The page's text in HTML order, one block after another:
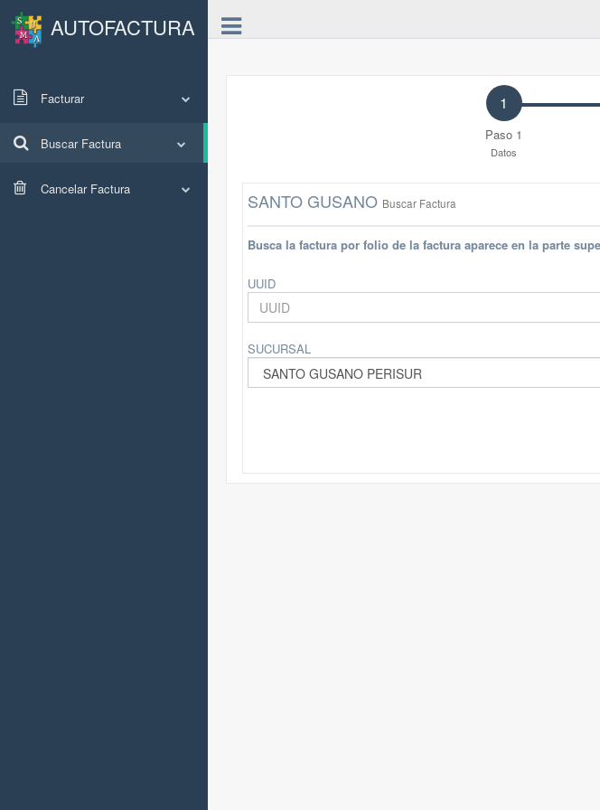
AUTOFACTURA
Facturar
Buscar Factura
Cancelar Factura
1
Paso 1
Datos
SANTO GUSANO Buscar Factura
Busca la factura por folio de la factura aparece en la parte
UUID
SUCURSAL